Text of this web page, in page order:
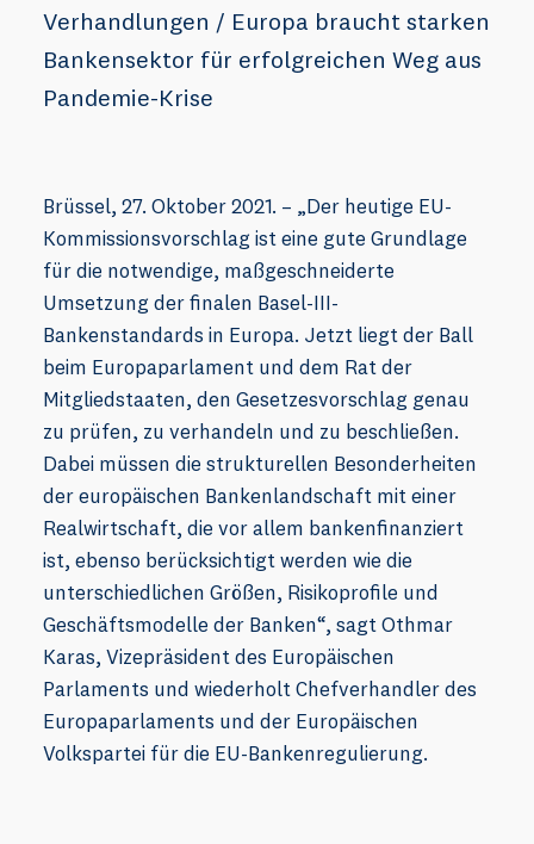
Verhandlungen / Europa braucht starken
Bankensektor für erfolgreichen Weg aus
Pandemie-Krise
Brüssel, 27. Oktober 2021. – „Der heutige EU-
Kommissionsvorschlag ist eine gute Grundlage
für die notwendige, maßgeschneiderte
Umsetzung der finalen Basel-III-
Bankenstandards in Europa. Jetzt liegt der Ball
beim Europaparlament und dem Rat der
Mitgliedstaaten, den Gesetzesvorschlag genau
zu prüfen, zu verhandeln und zu beschließen.
Dabei müssen die strukturellen Besonderheiten
der europäischen Bankenlandschaft mit einer
Realwirtschaft, die vor allem bankenfinanziert
ist, ebenso berücksichtigt werden wie die
unterschiedlichen Größen, Risikoprofile und
Geschäftsmodelle der Banken“, sagt Othmar
Karas, Vizepräsident des Europäischen
Parlaments und wiederholt Chefverhandler des
Europaparlaments und der Europäischen
Volkspartei für die EU-Bankenregulierung.